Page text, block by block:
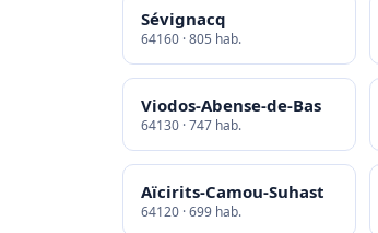
Sévignacq
64160 · 805 hab.
Viodos-Abense-de-Bas
64130 · 747 hab.
Aïcirits-Camou-Suhast
64120 · 699 hab.